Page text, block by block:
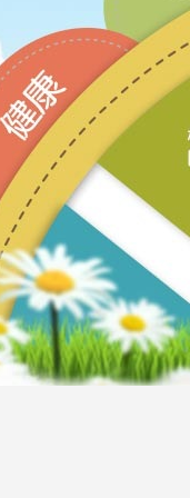
吋磁性電紙板
大尺寸
特殊型